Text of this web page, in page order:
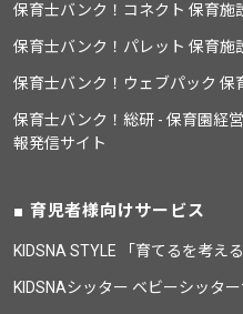
保育士バンク！コネクト 保育施
保育士バンク！パレット 保育
保育士バンク！ウェブパック 保
保育士バンク！総研 - 保育園経
報発信サイト
育児者様向けサービス
KIDSNA STYLE 「育てるを考え
KIDSNAシッター ベビーシッタ